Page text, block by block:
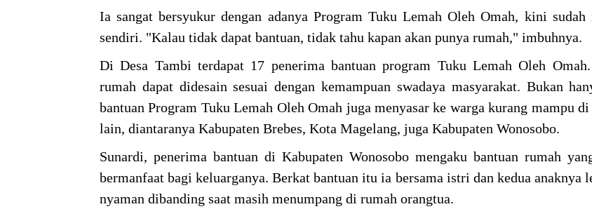
Ia sangat bersyukur dengan adanya Program Tuku Lemah Oleh Omah, kini
sendiri. "Kalau tidak dapat bantuan, tidak tahu kapan akan punya rumah," imbuhnya.
Di Desa Tambi terdapat 17 penerima bantuan program Tuku Lemah Oleh
rumah dapat didesain sesuai dengan kemampuan swadaya masyarakat. Bukan
bantuan Program Tuku Lemah Oleh Omah juga menyasar ke warga kurang mampu di
lain, diantaranya Kabupaten Brebes, Kota Magelang, juga Kabupaten Wonosobo.
Sunardi, penerima bantuan di Kabupaten Wonosobo mengaku bantuan rumah
bermanfaat bagi keluarganya. Berkat bantuan itu ia bersama istri dan kedua anaknya
nyaman dibanding saat masih menumpang di rumah orangtua.